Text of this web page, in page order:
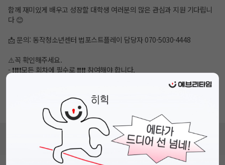
함께 재미있게 배우고 성장할 대학생 여러분의 많은 관심과 지원 기다립니
다 😊
📩 문의: 동작청소년센터 법포스트플레이 담당자 070-5030-4448
⚠️꼭 확인해주세요.
- ❗❗❗❗모든 회차에 필수로 ❗❗❗❗ 참여해야 합니다.
- 신청기간 이후 개별적으로 선별 연락이 갈 예정입니다. 지원자가 많을 경
- 회차 별 운영 시간과 장소가 상이합니다.
- 모집 상황에 따라 조기 마감될 수 있습니다.